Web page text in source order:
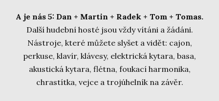
A je nás 5: Dan + Martin + Radek + Tom + Tomas.
Další hudební hosté jsou vždy vítáni a žádáni.
Nástroje, které můžete slyšet a vidět: cajon,
perkuse, klavír, klávesy, elektrická kytara, basa,
akustická kytara, flétna, foukací harmonika,
chrastítka, vejce a trojúhelník na závěr.